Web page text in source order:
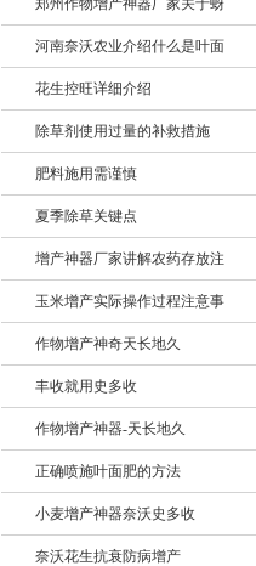
郑州作物增产神器厂家关于蚜
河南奈沃农业介绍什么是叶面
花生控旺详细介绍
除草剂使用过量的补救措施
肥料施用需谨慎
夏季除草关键点
增产神器厂家讲解农药存放注
玉米增产实际操作过程注意事
作物增产神奇天长地久
丰收就用史多收
作物增产神器-天长地久
正确喷施叶面肥的方法
小麦增产神器奈沃史多收
奈沃花生抗衰防病增产